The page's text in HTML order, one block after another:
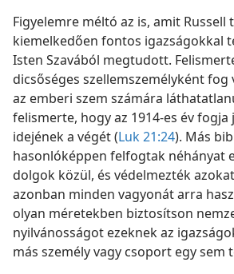
Figyelemre méltó az is, amit Russell
kiemelkedően fontos igazságokkal
Isten Szavából megtudott.
dicsőséges szellemszemélyként fog
az emberi szem számára
felismerte, hogy az 1914-es év
idejének a végét (Luk 21:24). Más
hasonlóképpen felfogtak néhányat
dolgok közül, és védelmezték
azonban minden vagyonát arra
olyan méretekben biztosítson
nyilvánosságot ezeknek az
más személy vagy csoport egy sem